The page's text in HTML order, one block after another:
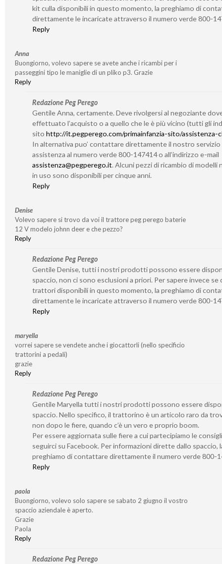
kit culla disponibili in questo momento, la preghiamo di
direttamente le incaricate attraverso il numero verde 800-
Reply
Anna
Buongiorno, volevo sapere se avete anche i ricambi per i
passeggini tipo le maniglie di un pliko p3. Grazie
Reply
Redazione Peg Perego
Gentile Anna, certamente. Deve rivolgersi al negoziante
effettuato l’acquisto o a quello che le è più vicino (tutti gli
sito http://it.pegperego.com/primainfanzia-sito/assistenza-
In alternativa puo’ contattare direttamente il nostro servizio
assistenza al numero verde 800-147414 o all’indirizzo e-mail
assistenza@pegperego.it. Alcuni pezzi di ricambio di modelli
in uso sono disponibili per cinque anni.
Reply
Denise
Volevo sapere si trovo da voi il trattore peg perego baterie
12 V modelo johnn deer e che pezzo?
Reply
Redazione Peg Perego
Gentile Denise, tutti i nostri prodotti possono essere
spaccio, non ci sono esclusioni a priori. Per sapere invece se
trattori disponibili in questo momento, la preghiamo di
direttamente le incaricate attraverso il numero verde 800-
Reply
maryella
vorrei sapere se vendete anche i giocattorli (nello specificio
trattorini a pedali)
grazie
Reply
Redazione Peg Perego
Gentile Maryella tutti i nostri prodotti possono essere
spaccio. Nello specifico, il trattorino è un articolo raro da
non dopo le fiere, quando c’è un vero e proprio boom.
Per essere aggiornata sulle fiere a cui partecipiamo le
seguirci su Facebook. Per informazioni dirette dallo spaccio,
preghiamo di contattare direttamente il numero verde 800-
Reply
paola
Buongiorno, volevo solo sapere se sabato 2 giugno il vostro
spaccio aziendale è aperto.
Grazie
Paola
Reply
Redazione Peg Perego